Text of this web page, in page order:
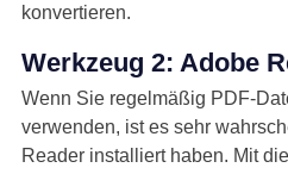
konvertieren.
Werkzeug 2: Adobe
Wenn Sie regelmäßig PDF-
verwenden, ist es sehr
Reader installiert haben. Mit